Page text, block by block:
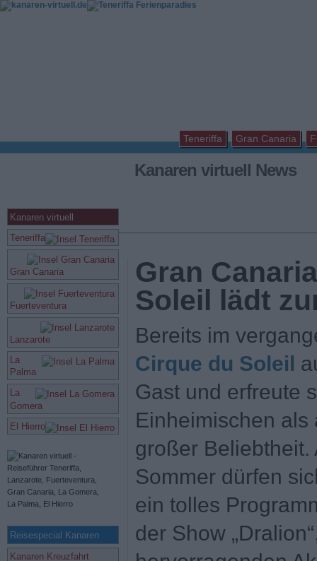
Teneriffa Gran Canaria
Kanaren virtuell News
Kanaren virtuell
Teneriffa
Gran Canaria
Fuerteventura
Lanzarote
La
Palma
La
Gomera
El Hierro
Reisespecial Kanaren
Kanaren Kreuzfahrt
Gran
Soleil lädt
Bereits im
Cirque du Soleil
Gast und erfreute
Einheimischen
großer Beliebtheit.
Sommer dürfen
ein tolles
der Show